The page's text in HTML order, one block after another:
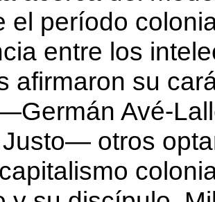
el período
entre los
afirmaron su
Avé-
otros